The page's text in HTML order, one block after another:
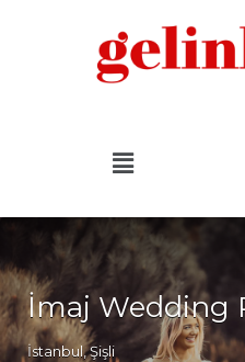
İmaj Wedding
İstanbul, Şişli